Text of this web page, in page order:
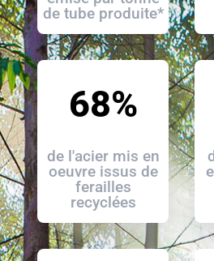
de tube produite*
68%
de l'acier mis en
oeuvre issus de
ferailles
recyclées